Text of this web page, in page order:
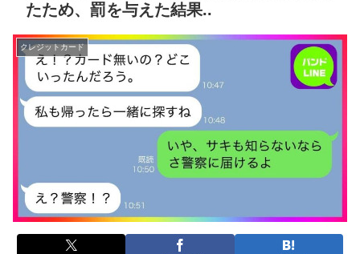
たため、罰を与えた結果..
クレジットカード